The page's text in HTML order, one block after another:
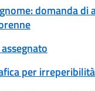
domanda
per irreperibilità